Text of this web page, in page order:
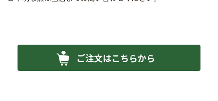
ご注文はこちらから